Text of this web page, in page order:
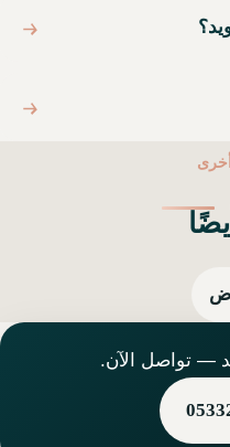
— تواصل الآن.